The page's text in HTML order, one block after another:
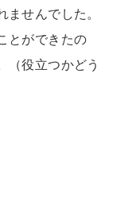
せんでした。
とができたの
（役立つかどう